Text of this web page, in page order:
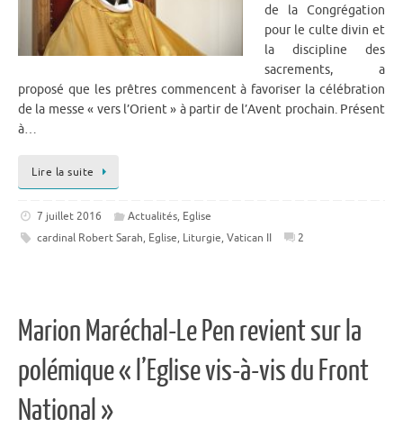
de la Congrégation
pour le culte divin et
la discipline des
sacrements, a
proposé que les prêtres commencent à favoriser la célébration
de la messe « vers l’Orient » à partir de l’Avent prochain. Présent
à…
Lire la suite
7 juillet 2016 Actualités, Eglise
cardinal Robert Sarah, Eglise, Liturgie, Vatican II 2
Marion Maréchal-Le Pen revient sur la
polémique « l’Eglise vis-à-vis du Front
National »